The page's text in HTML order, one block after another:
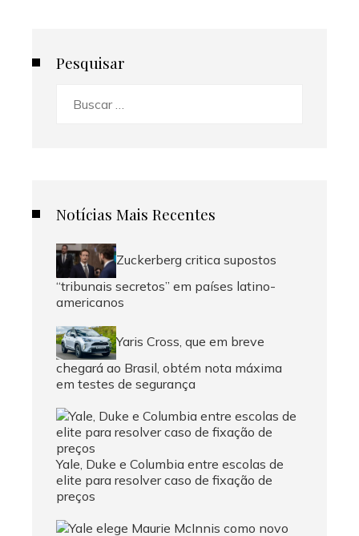
Pesquisar
Notícias Mais Recentes
Zuckerberg critica supostos
“tribunais secretos” em países latino-
americanos
Yaris Cross, que em breve
chegará ao Brasil, obtém nota máxima
em testes de segurança
Yale, Duke e Columbia entre escolas de
elite para resolver caso de fixação de
preços